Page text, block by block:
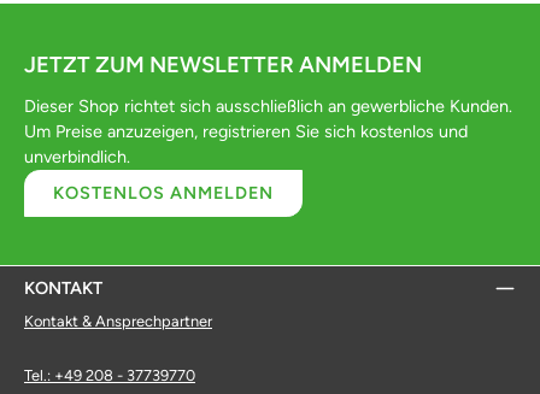
JETZT ZUM NEWSLETTER ANMELDEN
Dieser Shop richtet sich ausschließlich an gewerbliche Kunden.
Um Preise anzuzeigen, registrieren Sie sich kostenlos und
unverbindlich.
KOSTENLOS ANMELDEN
KONTAKT
Kontakt & Ansprechpartner
Tel.: +49 208 - 37739770